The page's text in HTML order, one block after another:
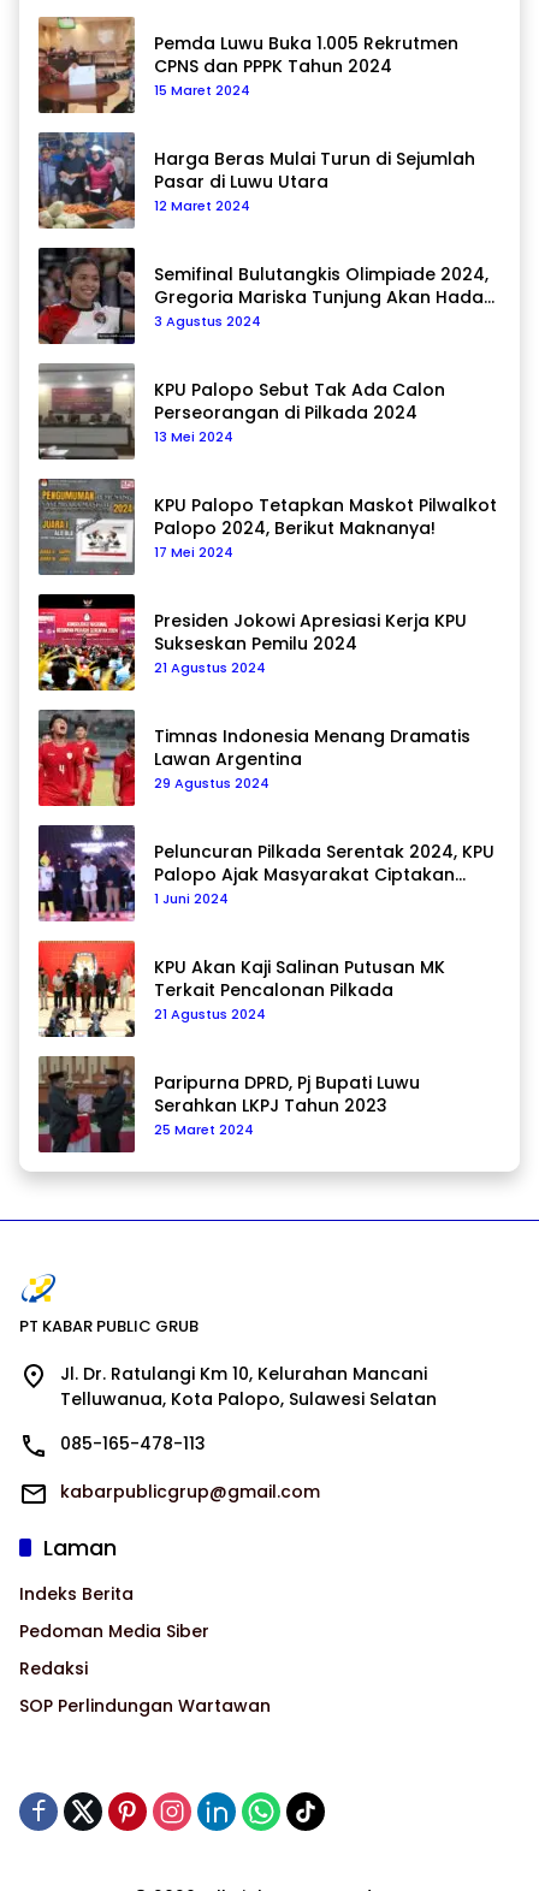
Pemda Luwu Buka 1.005 Rekrutmen
CPNS dan PPPK Tahun 2024
15 Maret 2024
Harga Beras Mulai Turun di Sejumlah
Pasar di Luwu Utara
12 Maret 2024
Semifinal Bulutangkis Olimpiade 2024,
Gregoria Mariska Tunjung Akan Hadapi
Pemain Asal Korea Selatan
3 Agustus 2024
KPU Palopo Sebut Tak Ada Calon
Perseorangan di Pilkada 2024
13 Mei 2024
KPU Palopo Tetapkan Maskot Pilwalkot
Palopo 2024, Berikut Maknanya!
17 Mei 2024
Presiden Jokowi Apresiasi Kerja KPU
Sukseskan Pemilu 2024
21 Agustus 2024
Timnas Indonesia Menang Dramatis
Lawan Argentina
29 Agustus 2024
Peluncuran Pilkada Serentak 2024, KPU
Palopo Ajak Masyarakat Ciptakan
Pilkada Damai
1 Juni 2024
KPU Akan Kaji Salinan Putusan MK
Terkait Pencalonan Pilkada
21 Agustus 2024
Paripurna DPRD, Pj Bupati Luwu
Serahkan LKPJ Tahun 2023
25 Maret 2024
PT KABAR PUBLIC GRUB
Jl. Dr. Ratulangi Km 10, Kelurahan Mancani
Telluwanua, Kota Palopo, Sulawesi Selatan
085-165-478-113
kabarpublicgrup@gmail.com
Laman
Indeks Berita
Pedoman Media Siber
Redaksi
SOP Perlindungan Wartawan